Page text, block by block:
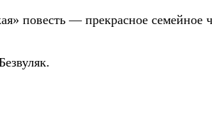
повесть — прекрасное